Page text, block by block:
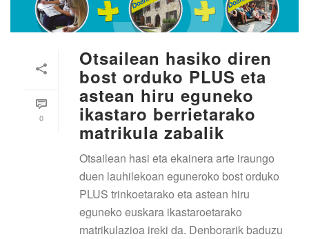
0
Otsailean hasiko diren
bost orduko PLUS eta
astean hiru eguneko
ikastaro berrietarako
matrikula zabalik
Otsailean hasi eta ekainera arte iraungo
duen lauhilekoan eguneroko bost orduko
PLUS trinkoetarako eta astean hiru
eguneko euskara ikastaroetarako
matrikulazioa ireki da. Denborarik baduzu